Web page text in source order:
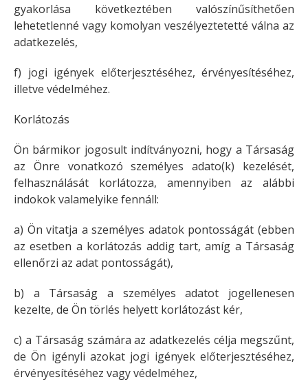
gyakorlása következtében valószínűsíthetően
lehetetlenné vagy komolyan veszélyeztetetté válna az
adatkezelés,
f) jogi igények előterjesztéséhez, érvényesítéséhez,
illetve védelméhez.
Korlátozás
Ön bármikor jogosult indítványozni, hogy a Társaság
az Önre vonatkozó személyes adato(k) kezelését,
felhasználását korlátozza, amennyiben az alábbi
indokok valamelyike fennáll:
a) Ön vitatja a személyes adatok pontosságát (ebben
az esetben a korlátozás addig tart, amíg a Társaság
ellenőrzi az adat pontosságát),
b) a Társaság a személyes adatot jogellenesen
kezelte, de Ön törlés helyett korlátozást kér,
c) a Társaság számára az adatkezelés célja megszűnt,
de Ön igényli azokat jogi igények előterjesztéséhez,
érvényesítéséhez vagy védelméhez,